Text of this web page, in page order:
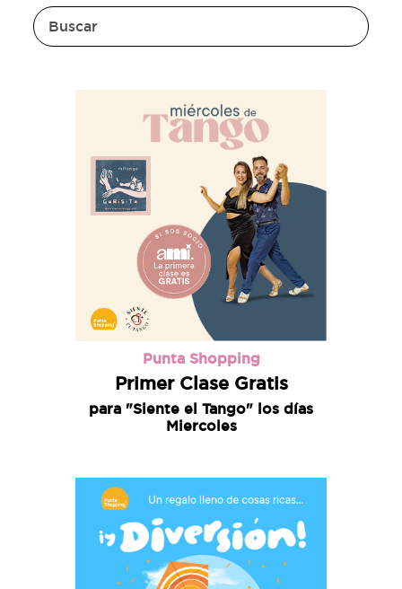
Punta Shopping
Primer Clase Gratis
para "Siente el Tango" los días
Miercoles